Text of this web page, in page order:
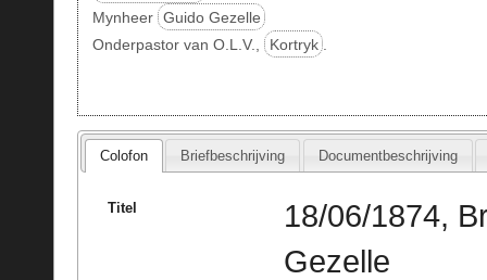
Mynheer Guido Gezelle
Onderpastor van O.L.V.,
Kortryk
Colofon Briefbeschrijving Documentbeschrijving
Titel
18/06/1874,
Gezelle